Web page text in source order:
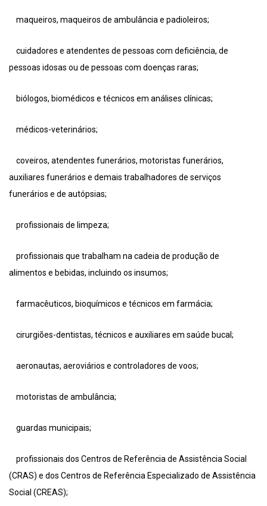
maqueiros, maqueiros de ambulância e padioleiros;
cuidadores e atendentes de pessoas com deficiência, de
pessoas idosas ou de pessoas com doenças raras;
biólogos, biomédicos e técnicos em análises clínicas;
médicos-veterinários;
coveiros, atendentes funerários, motoristas funerários,
auxiliares funerários e demais trabalhadores de serviços
funerários e de autópsias;
profissionais de limpeza;
profissionais que trabalham na cadeia de produção de
alimentos e bebidas, incluindo os insumos;
farmacêuticos, bioquímicos e técnicos em farmácia;
cirurgiões-dentistas, técnicos e auxiliares em saúde bucal;
aeronautas, aeroviários e controladores de voos;
motoristas de ambulância;
guardas municipais;
profissionais dos Centros de Referência de Assistência Social
(CRAS) e dos Centros de Referência Especializado de Assistência
Social (CREAS);